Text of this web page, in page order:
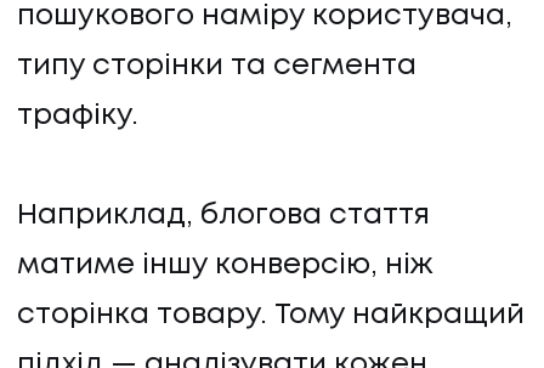
пошукового наміру користувача,
типу сторінки та сегмента
трафіку.
Наприклад, блогова стаття
матиме іншу конверсію, ніж
сторінка товару. Тому найкращий